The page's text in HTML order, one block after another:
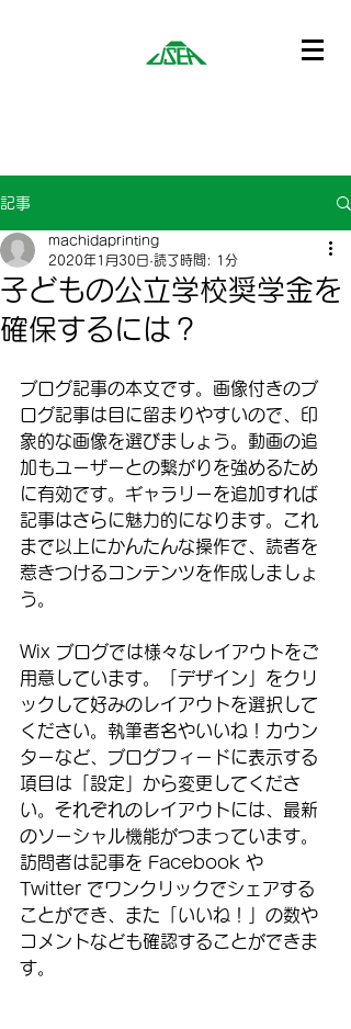
記事
子どもの公立学校奨学金を
確保するには？
machidaprinting
2020年1月30日 読了時間: 1分
ブログ記事の本文です。画像付きのブ
ログ記事は目に留まりやすいので、印
象的な画像を選びましょう。動画の追
加もユーザーとの繋がりを強めるため
に有効です。ギャラリーを追加すれば
記事はさらに魅力的になります。これ
まで以上にかんたんな操作で、読者を
惹きつけるコンテンツを作成しましょ
う。
Wix ブログでは様々なレイアウトをご
用意しています。「デザイン」をクリ
ックして好みのレイアウトを選択して
ください。執筆者名やいいね！カウン
ターなど、ブログフィードに表示する
項目は「設定」から変更してくださ
い。それぞれのレイアウトには、最新
のソーシャル機能がつまっています。
訪問者は記事を Facebook や
Twitter でワンクリックでシェアする
ことができ、また「いいね！」の数や
コメントなども確認することができま
す。